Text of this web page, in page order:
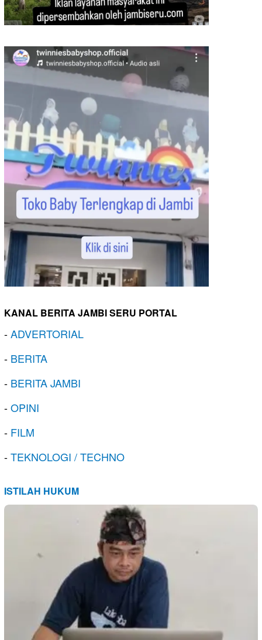
KANAL BERITA JAMBI SERU PORTAL
-ADVERTORIAL
- BERITA
- BERITA JAMBI
-OPINI
- FILM
-TEKNOLOGI / TECHNO
ISTILAH HUKUM